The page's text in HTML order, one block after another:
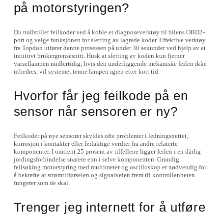
på motorstyringen?
Du nullstiller feilkoder ved å koble et diagnoseverktøy til bilens OBD2-
port og velge funksjonen for sletting av lagrede koder. Effektive verktøy
fra Topdon utfører denne prosessen på under 30 sekunder ved hjelp av et
intuitivt brukergrensesnitt. Husk at sletting av koden kun fjerner
varsellampen midlertidig; hvis den underliggende mekaniske feilen ikke
utbedres, vil systemet tenne lampen igjen etter kort tid.
Hvorfor får jeg feilkode på en
sensor når sensoren er ny?
Feilkoder på nye sensorer skyldes ofte problemer i ledningsnettet,
korrosjon i kontakter eller feilaktige verdier fra andre relaterte
komponenter. I omtrent 25 prosent av tilfellene ligger feilen i en dårlig
jordingsforbindelse snarere enn i selve komponenten. Grundig
feilsøking motorstyring med multimeter og oscilloskop er nødvendig for
å bekrefte at strømtilførselen og signalveien frem til kontrollenheten
fungerer som de skal.
Trenger jeg internett for å utføre